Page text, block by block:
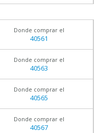
Donde comprar el
40561
Donde comprar el
40563
Donde comprar el
40565
Donde comprar el
40567